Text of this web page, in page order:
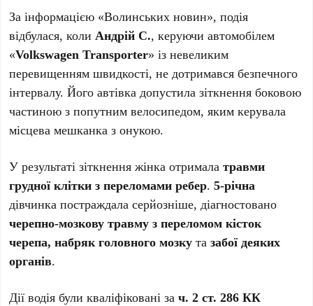
За інформацією «Волинських новин», подія
відбулася, колиАндрій С., керуючи автомобілем
«Volkswagen Transporter» із невеликим
перевищенням швидкості, не дотримався безпечного
інтервалу. Його автівка допустила зіткнення боковою
частиною з попутним велосипедом, яким керувала
місцева мешканка з онукою.
У результаті зіткнення жінка отрималатравми
грудної клітки з переломами ребер.5-річна
дівчинка постраждала серйозніше, діагностовано
черепно-мозкову травму з переломом кісток
черепа, набряк головного мозку тазабої деяких
органів.
Дії водія були кваліфіковані зач. 2 ст. 286 КК